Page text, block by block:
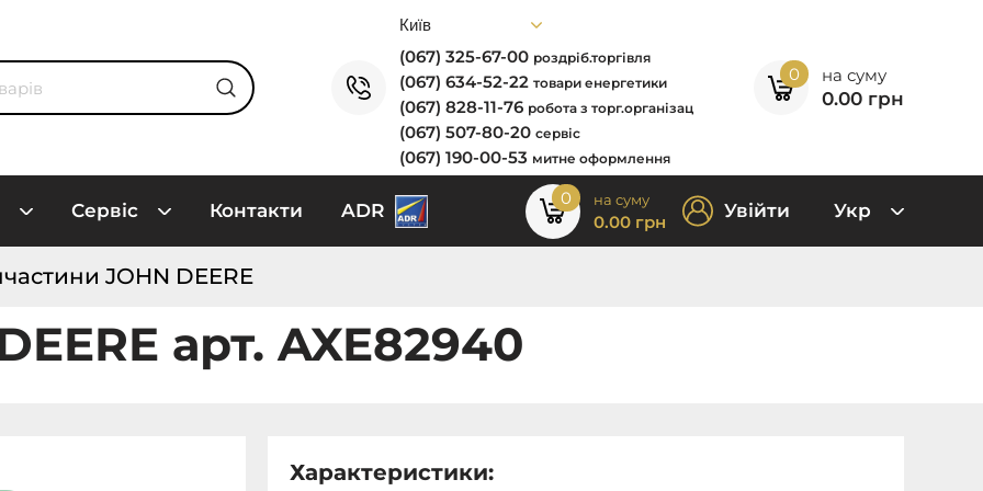
(067) 325-67-00 роздріб.торгівля
(067) 634-52-22 товари енергетики
(067) 828-11-76 робота з торг.організац
(067) 507-80-20 сервіс
(067) 190-00-53 митне оформлення
0 на суму
0.00 грн
Сервіс Контакти ADR
0 на суму
0.00 грн Увійти Укр
JOHN DEERE
арт. AXE82940
Характеристики: